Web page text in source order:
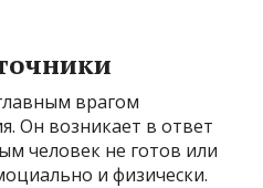
врагом
Он возникает в ответ
человек не готов или
и физически.